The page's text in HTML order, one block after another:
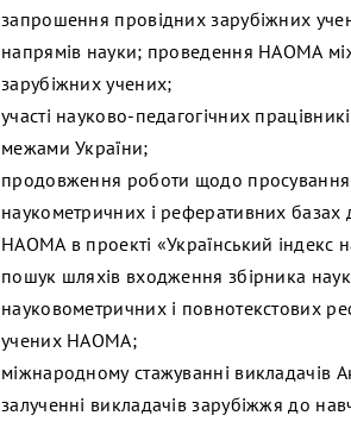
запрошення провідних зарубіжних
напрямів науки; проведення НАОМА
зарубіжних учених;
участі науково-педагогічних
межами України;
продовження роботи щодо
наукометричних і реферативних
НАОМА в проекті «Український індекс
пошук шляхів входження збірника
науковометричних і повнотекстових
учених НАОМА;
міжнародному стажуванні викладачів
залученні викладачів зарубіжжя до